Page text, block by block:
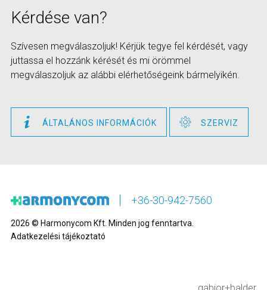
Kérdése van?
Szívesen megválaszoljuk! Kérjük tegye fel kérdését, vagy
juttassa el hozzánk kérését és mi örömmel
megválaszoljuk az alábbi elérhetőségeink bármelyikén.
ÁLTALÁNOS INFORMÁCIÓK SZERVIZ
+36-30-942-7560
2026 © Harmonycom Kft. Minden jog fenntartva.
Adatkezelési tájékoztató